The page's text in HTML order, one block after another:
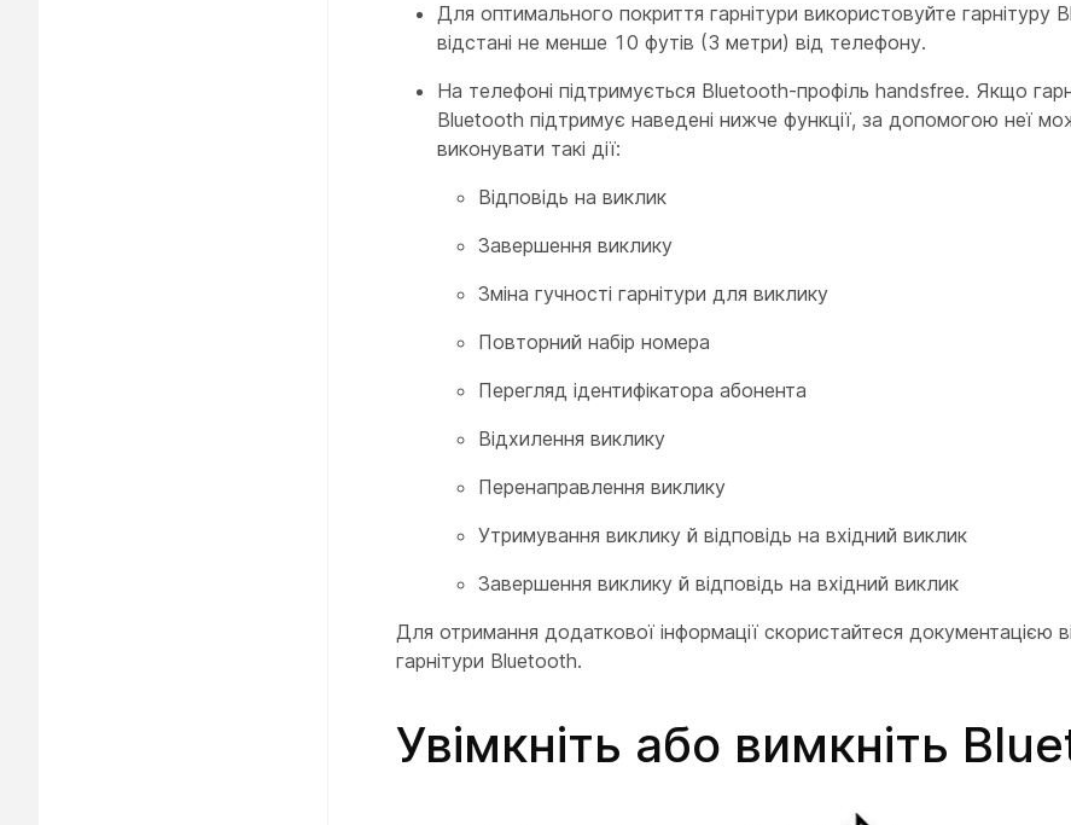
Для оптимального покриття гарнітури використовуйте гарнітуру
відстані не менше 10 футів (3 метри) від телефону.
На телефоні підтримується Bluetooth-профіль handsfree. Якщо
Bluetooth підтримує наведені нижче функції, за допомогою неї
виконувати такі дії:
Відповідь на виклик
Завершення виклику
Зміна гучності гарнітури для виклику
Повторний набір номера
Перегляд ідентифікатора абонента
Відхилення виклику
Перенаправлення виклику
Утримування виклику й відповідь на вхідний виклик
Завершення виклику й відповідь на вхідний виклик
Для отримання додаткової інформації скористайтеся документацією
гарнітури Bluetooth.
Увімкніть або вимкніть